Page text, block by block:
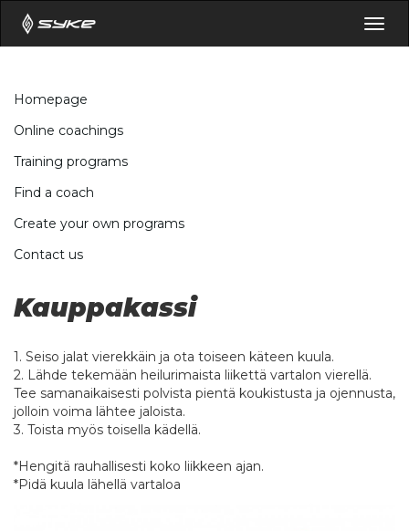
Homepage
Online coachings
Training programs
Find a coach
Create your own programs
Contact us
Kauppakassi
1. Seiso jalat vierekkäin ja ota toiseen käteen kuula.
2. Lähde tekemään heilurimaista liikettä vartalon vierellä.
Tee samanaikaisesti polvista pientä koukistusta ja ojennusta,
jolloin voima lähtee jaloista.
3. Toista myös toisella kädellä.
*Hengitä rauhallisesti koko liikkeen ajan.
*Pidä kuula lähellä vartaloa